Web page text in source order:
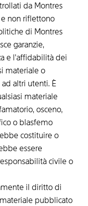
da Montres
non riflettono
di Montres
garanzie,
e l'affidabilità dei
materiale o
altri utenti. È
materiale
osceno,
o blasfemo
costituire o
essere
civile o
il diritto di
pubblicato